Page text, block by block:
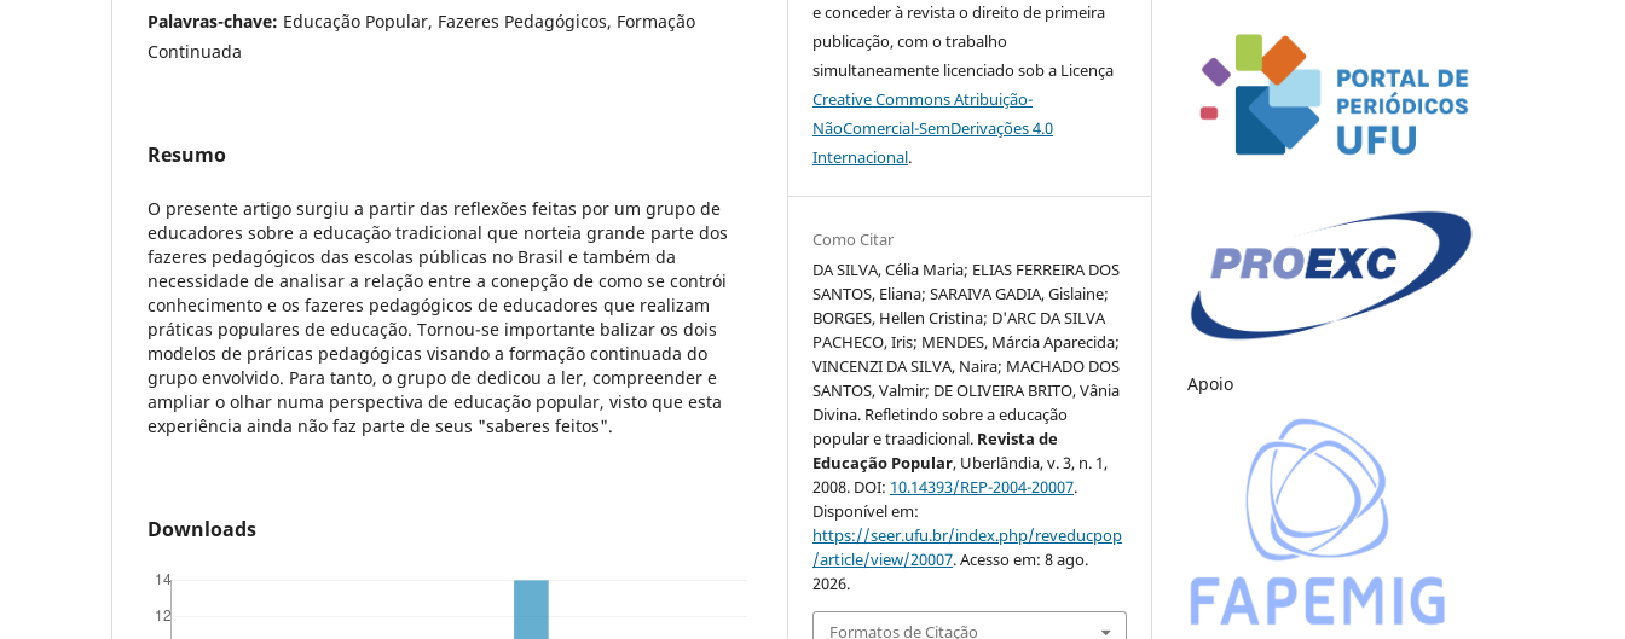
Palavras-chave: Educação Popular, Fazeres Pedagógicos, Formação
Continuada
Resumo
O presente artigo surgiu a partir das reflexões feitas por um grupo de
educadores sobre a educação tradicional que norteia grande parte dos
fazeres pedagógicos das escolas públicas no Brasil e também da
necessidade de analisar a relação entre a conepção de como se contrói
conhecimento e os fazeres pedagógicos de educadores que realizam
práticas populares de educação. Tornou-se importante balizar os dois
modelos de práricas pedagógicas visando a formação continuada do
grupo envolvido. Para tanto, o grupo de dedicou a ler, compreender e
ampliar o olhar numa perspectiva de educação popular, visto que esta
experiência ainda não faz parte de seus "saberes feitos".
Downloads
e conceder à revista o direito de primeira
publicação, com o trabalho
simultaneamente licenciado sob a Licença
Creative Commons Atribuição-
NãoComercial-SemDerivações 4.0
Internacional.
Como Citar
DA SILVA, Célia Maria; ELIAS FERREIRA DOS
SANTOS, Eliana; SARAIVA GADIA, Gislaine;
BORGES, Hellen Cristina; D'ARC DA SILVA
PACHECO, Iris; MENDES, Márcia Aparecida;
VINCENZI DA SILVA, Naira; MACHADO DOS
SANTOS, Valmir; DE OLIVEIRA BRITO, Vânia
Divina. Refletindo sobre a educação
popular e traadicional. Revista de
Educação Popular, Uberlândia, v. 3, n. 1,
2008. DOI: 10.14393/REP-2004-20007.
Disponível em:
https://seer.ufu.br/index.php/reveducpop
/article/view/20007. Acesso em: 8 ago.
2026.
Formatos de Citação
Apoio